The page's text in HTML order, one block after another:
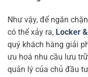
Như vậy, để ngăn
có thể xảy ra, Locker
quý khách hàng giải
ưu hoá nhu cầu lưu
quản lý của chủ đầu